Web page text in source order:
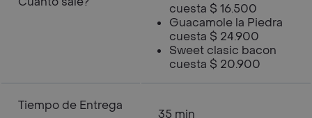
cuesta $ 16.500
Guacamole la Piedra
cuesta $ 24.900
Sweet clasic bacon
cuesta $ 20.900
Tiempo de Entrega
35 min